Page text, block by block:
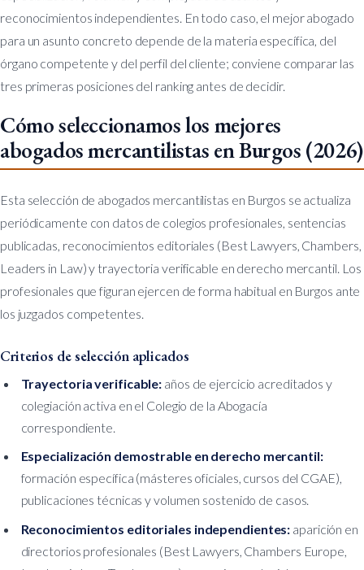
reconocimientos independientes. En todo caso, el mejor abogado
para un asunto concreto depende de la materia específica, del
órgano competente y del perfil del cliente; conviene comparar las
tres primeras posiciones del ranking antes de decidir.
Cómo seleccionamos los mejores
abogados mercantilistas en Burgos (2026)
Esta selección de abogados mercantilistas en Burgos se actualiza
periódicamente con datos de colegios profesionales, sentencias
publicadas, reconocimientos editoriales (Best Lawyers, Chambers,
Leaders in Law) y trayectoria verificable en derecho mercantil. Los
profesionales que figuran ejercen de forma habitual en Burgos ante
los juzgados competentes.
Criterios de selección aplicados
Trayectoria verificable: años de ejercicio acreditados y
colegiación activa en el Colegio de la Abogacía
correspondiente.
Especialización demostrable en derecho mercantil:
formación específica (másteres oficiales, cursos del CGAE),
publicaciones técnicas y volumen sostenido de casos.
Reconocimientos editoriales independientes: aparición en
directorios profesionales (Best Lawyers, Chambers Europe,